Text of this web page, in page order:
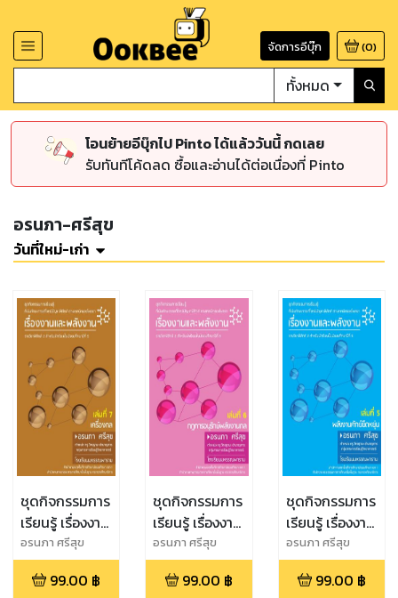
จัดการอีบุ๊ก (0)
ทั้งหมด
โอนย้ายอีบุ๊กไป Pinto ได้แล้ววันนี้ กดเลย
รับทันทีโค้ดลด ซื้อและอ่านได้ต่อเนื่องที่ Pinto
อรนภา-ศรีสุข
วันที่ใหม่-เก่า
ชุดกิจกรรมการ
เรียนรู้ เรื่องงาน
และพลังงาน
เล่มที่ 7
เครื่องกล
อรนภา ศรีสุข
99.00 ฿
ชุดกิจกรรมการ
เรียนรู้ เรื่องงาน
และพลังงาน
เล่มที่ 6 กฎการ
อนุรักษ์พลังงาน
อรนภา ศรีสุข
99.00 ฿
ชุดกิจกรรมการ
เรียนรู้ เรื่องงาน
และพลังงาน
เล่มที่ 5
พลังงานศักย์
อรนภา ศรีสุข
99.00 ฿